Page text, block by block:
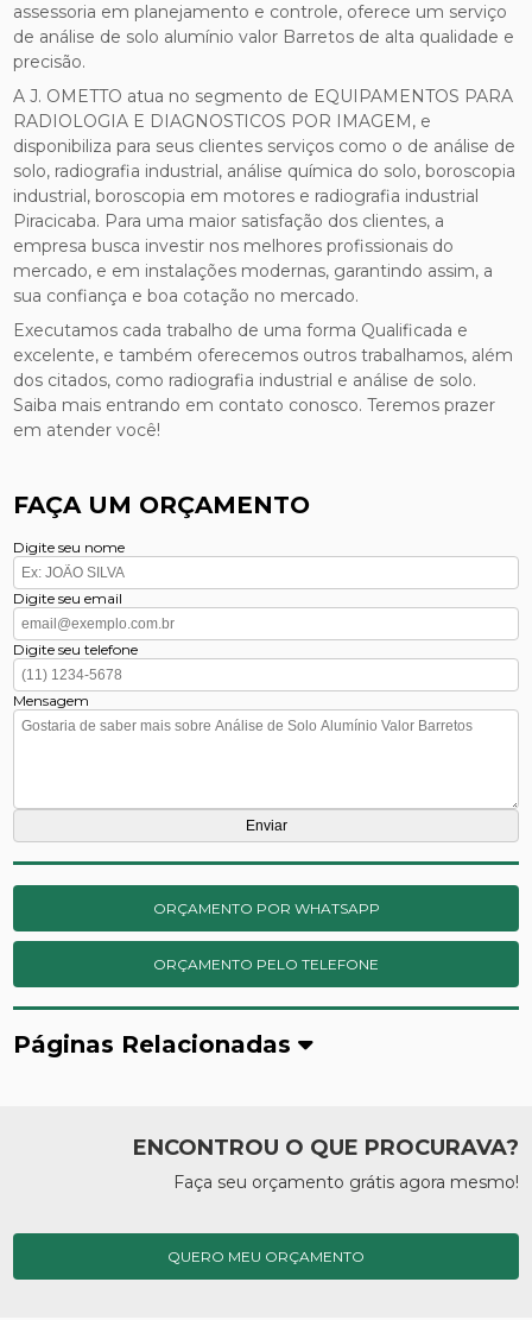
assessoria em planejamento e controle, oferece um serviço
de análise de solo alumínio valor Barretos de alta qualidade e
precisão.
A J. OMETTO atua no segmento de EQUIPAMENTOS PARA
RADIOLOGIA E DIAGNOSTICOS POR IMAGEM, e
disponibiliza para seus clientes serviços como o de análise de
solo, radiografia industrial, análise química do solo, boroscopia
industrial, boroscopia em motores e radiografia industrial
Piracicaba. Para uma maior satisfação dos clientes, a
empresa busca investir nos melhores profissionais do
mercado, e em instalações modernas, garantindo assim, a
sua confiança e boa cotação no mercado.
Executamos cada trabalho de uma forma Qualificada e
excelente, e também oferecemos outros trabalhamos, além
dos citados, como radiografia industrial e análise de solo.
Saiba mais entrando em contato conosco. Teremos prazer
em atender você!
FAÇA UM ORÇAMENTO
Digite seu nome
Digite seu email
Digite seu telefone
Mensagem
ORÇAMENTO POR WHATSAPP
ORÇAMENTO PELO TELEFONE
Páginas Relacionadas
ENCONTROU O QUE PROCURAVA?
Faça seu orçamento grátis agora mesmo!
QUERO MEU ORÇAMENTO